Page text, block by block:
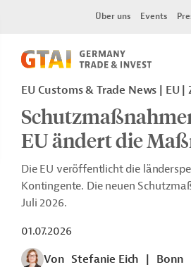
Über uns Events
EU Customs & Trade News EU
EU ändert die
Die EU veröffentlicht die
Kontingente. Die neuen
Juli 2026.
01.07.2026
Von Stefanie Eich Bonn